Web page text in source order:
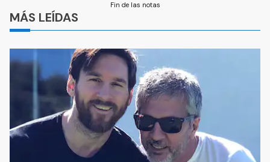
Fin de las notas
MÁS LEÍDAS